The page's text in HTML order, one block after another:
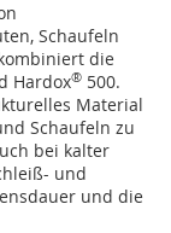
Schaufeln
die
Hardox® 500.
Material
Schaufeln zu
bei kalter
und
und die